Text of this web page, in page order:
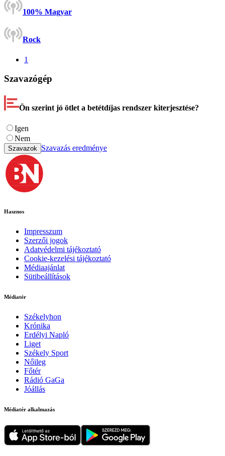
100% Magyar
Rock
1
Szavazógép
Ön szerint jó ötlet a betétdíjas rendszer kiterjesztése?
Igen
Nem
Szavazok Szavazás eredménye
Hasznos
Impresszum
Szerzői jogok
Adatvédelmi tájékoztató
Cookie-kezelési tájékoztató
Médiaajánlat
Sütibeállítások
Médiatér
Székelyhon
Krónika
Erdélyi Napló
Liget
Székely Sport
Nőileg
Főtér
Rádió GaGa
Jóállás
Médiatér alkalmazás